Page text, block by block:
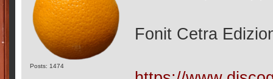
Posts: 1474
Fonit Cetra